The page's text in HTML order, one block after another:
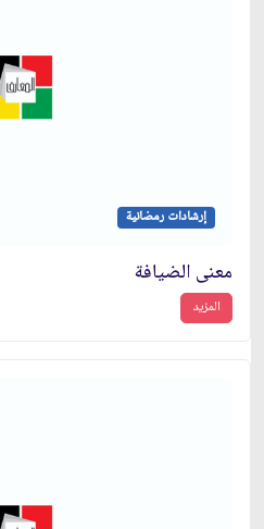
إرشادات رمضانية
معنى الضيافة
المزيد